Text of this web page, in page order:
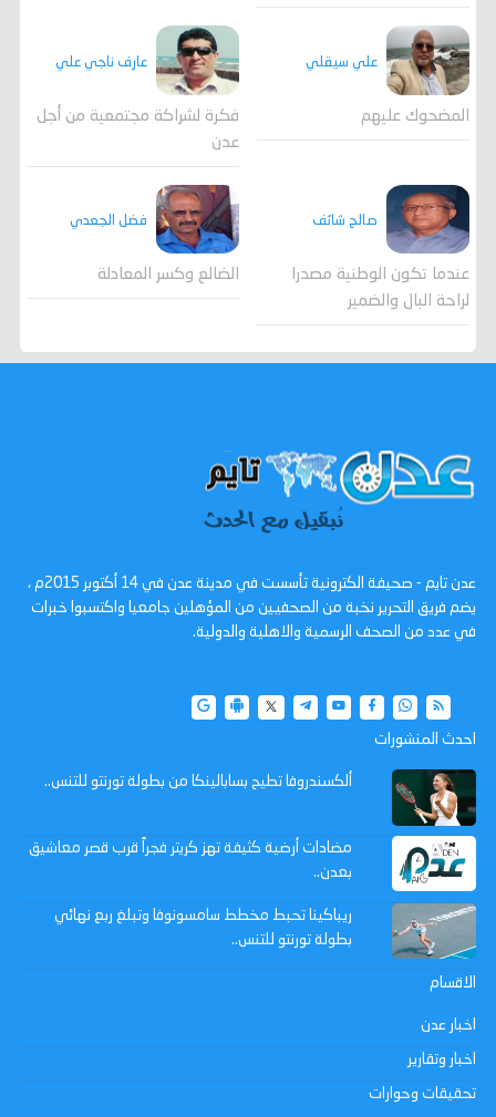
علي سيقلي
المضحوك عليهم
عارف ناجي علي
فكرة لشراكة مجتمعية من أجل
عدن
صالح شائف
عندما تكون الوطنية مصدرا
لراحة البال والضمير
فضل الجعدي
الضالع وكسر المعادلة
عدن تايم - صحيفة الكترونية تأسست في مدينة عدن في 14 أكتوبر 2015م ،
يضم فريق التحرير نخبة من الصحفيين من المؤهلين جامعيا واكتسبوا خبرات
في عدد من الصحف الرسمية والاهلية والدولية.
احدث المنشورات
ألكسندروفا تطيح بسابالينكا من بطولة تورنتو للتنس..
مضادات أرضية كثيفة تهز كريتر فجراً قرب قصر معاشيق
بعدن..
ريباكينا تحبط مخطط سامسونوفا وتبلغ ربع نهائي
بطولة تورنتو للتنس..
الاقسام
اخبار عدن
اخبار وتقارير
تحقيقات وحوارات